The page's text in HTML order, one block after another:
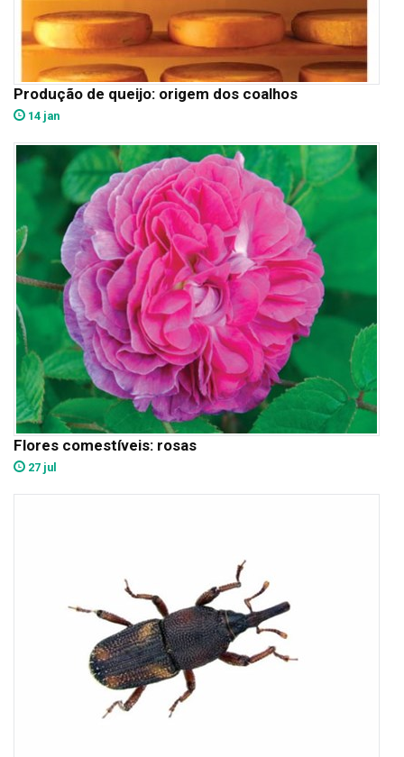
Produção de queijo: origem dos coalhos
14 jan
Flores comestíveis: rosas
27 jul